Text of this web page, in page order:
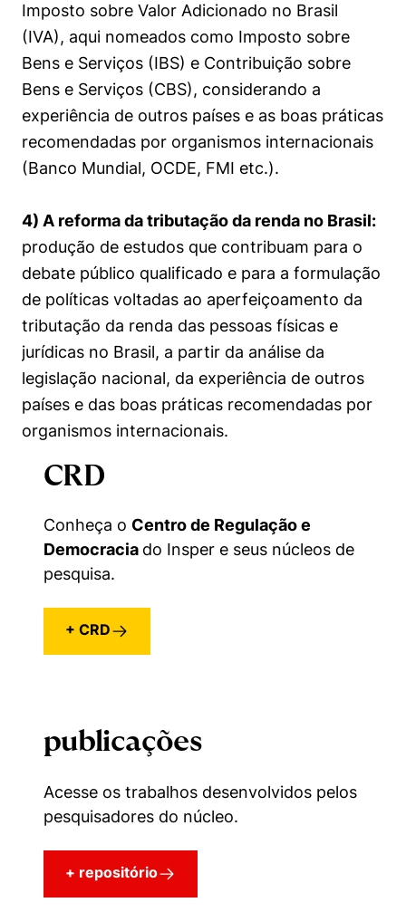
Imposto sobre Valor Adicionado no Brasil
(IVA), aqui nomeados como Imposto sobre
Bens e Serviços (IBS) e Contribuição sobre
Bens e Serviços (CBS), considerando a
experiência de outros países e as boas práticas
recomendadas por organismos internacionais
(Banco Mundial, OCDE, FMI etc.).
4) A reforma da tributação da renda no Brasil:
produção de estudos que contribuam para o
debate público qualificado e para a formulação
de políticas voltadas ao aperfeiçoamento da
tributação da renda das pessoas físicas e
jurídicas no Brasil, a partir da análise da
legislação nacional, da experiência de outros
países e das boas práticas recomendadas por
organismos internacionais.
CRD
Conheça o Centro de Regulação e
Democracia do Insper e seus núcleos de
pesquisa.
+ CRD
publicações
Acesse os trabalhos desenvolvidos pelos
pesquisadores do núcleo.
+ repositório
Cookies estritamente necessários
Cookies de preferências de usuário